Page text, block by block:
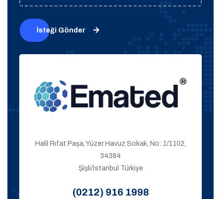
İsteği Gönder
Halil Rıfat Paşa, Yüzer Havuz Sokak, No: 1/1102,
34384
Şişli/İstanbul Türkiye
(0212) 916 1998